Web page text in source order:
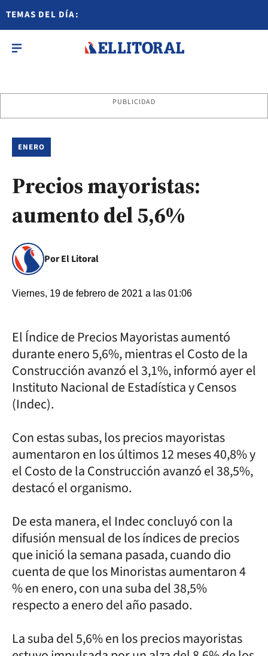
TEMAS DEL DÍA:
PUBLICIDAD
ENERO
Precios mayoristas:
aumento del 5,6%
Por El Litoral
Viernes, 19 de febrero de 2021 a las 01:06
El Índice de Precios Mayoristas aumentó
durante enero 5,6%, mientras el Costo de la
Construcción avanzó el 3,1%, informó ayer el
Instituto Nacional de Estadística y Censos
(Indec).
Con estas subas, los precios mayoristas
aumentaron en los últimos 12 meses 40,8% y
el Costo de la Construcción avanzó el 38,5%,
destacó el organismo.
De esta manera, el Indec concluyó con la
difusión mensual de los índices de precios
que inició la semana pasada, cuando dio
cuenta de que los Minoristas aumentaron 4
% en enero, con una suba del 38,5%
respecto a enero del año pasado.
La suba del 5,6% en los precios mayoristas